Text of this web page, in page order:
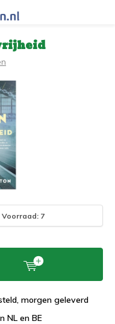
Voorraad: 7
morgen geleverd
NL en BE